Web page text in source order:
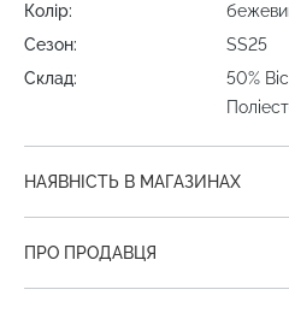
Колір:
Сезон:
SS25
Склад:
50%
НАЯВНІСТЬ В МАГАЗИНАХ
ПРО ПРОДАВЦЯ